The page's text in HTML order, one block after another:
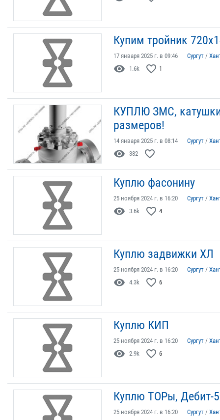
Купим тройник
17 января 2025 г. в 09:46 Сургут /
visibility 1.6k favorite_border 1
КУПЛЮ ЗМС,
размеров!
14 января 2025 г. в 08:14 Сургут /
visibility 382 favorite_border
Куплю фасонину
25 ноября 2024 г. в 16:20 Сургут /
visibility 3.6k favorite_border 4
Куплю задвижки ХЛ
25 ноября 2024 г. в 16:20 Сургут /
visibility 4.3k favorite_border 6
Куплю КИП
25 ноября 2024 г. в 16:20 Сургут /
visibility 2.9k favorite_border 6
Куплю ТОРы, Дебит-
25 ноября 2024 г. в 16:20 Сургут /